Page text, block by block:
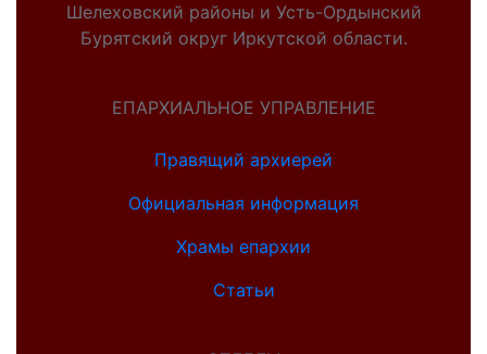
Шелеховский районы и Усть-Ордынский
Бурятский округ Иркутской области.
ЕПАРХИАЛЬНОЕ УПРАВЛЕНИЕ
Правящий архиерей
Официальная информация
Храмы епархии
Статьи